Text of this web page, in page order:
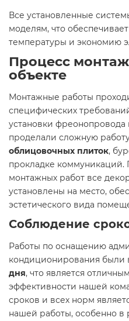
Все установленные
моделям, что
температуры и экономию
Процесс
объекте
Монтажные работы
специфических
установки
проделали сложную
облицовочных плиток,
прокладке коммуникаций.
монтажных работ все
установлены на место,
эстетического вида
Соблюдение
Работы по оснащению
кондиционирования были
дня, что является
эффективности нашей
сроков и всех норм
нашей работы, особенно в